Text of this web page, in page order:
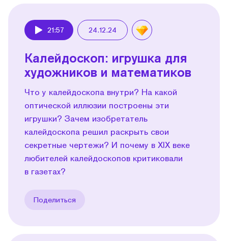
21:57 24.12.24
Калейдоскоп: игрушка для
художников и математиков
Что у калейдоскопа внутри? На какой
оптической иллюзии построены эти
игрушки? Зачем изобретатель
калейдоскопа решил раскрыть свои
секретные чертежи? И почему в XIX веке
любителей калейдоскопов критиковали
в газетах?
Поделиться